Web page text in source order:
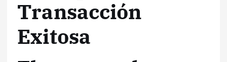
Transacción
Exitosa